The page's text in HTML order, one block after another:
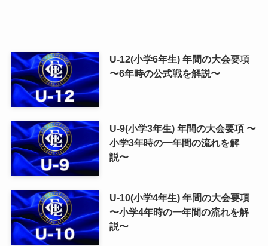
U-12(小学6年生) 年間の大会要項
〜6年時の公式戦を解説〜
U-9(小学3年生) 年間の大会要項 〜
小学3年時の一年間の流れを解
説〜
U-10(小学4年生) 年間の大会要項
〜小学4年時の一年間の流れを解
説〜